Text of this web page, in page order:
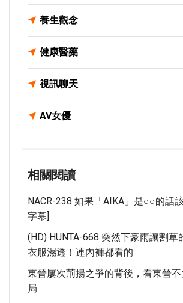
養生觀念
健康醫藥
視訊聊天
AV女優
相關閱讀
NACR-238 如果「AIKA」是○○的話
字幕]
(HD) HUNTA-668 突然下豪雨讓割草
衣服濕透！連內褲都看的
東晉屢次荊揚之爭的背後，看東晉
局